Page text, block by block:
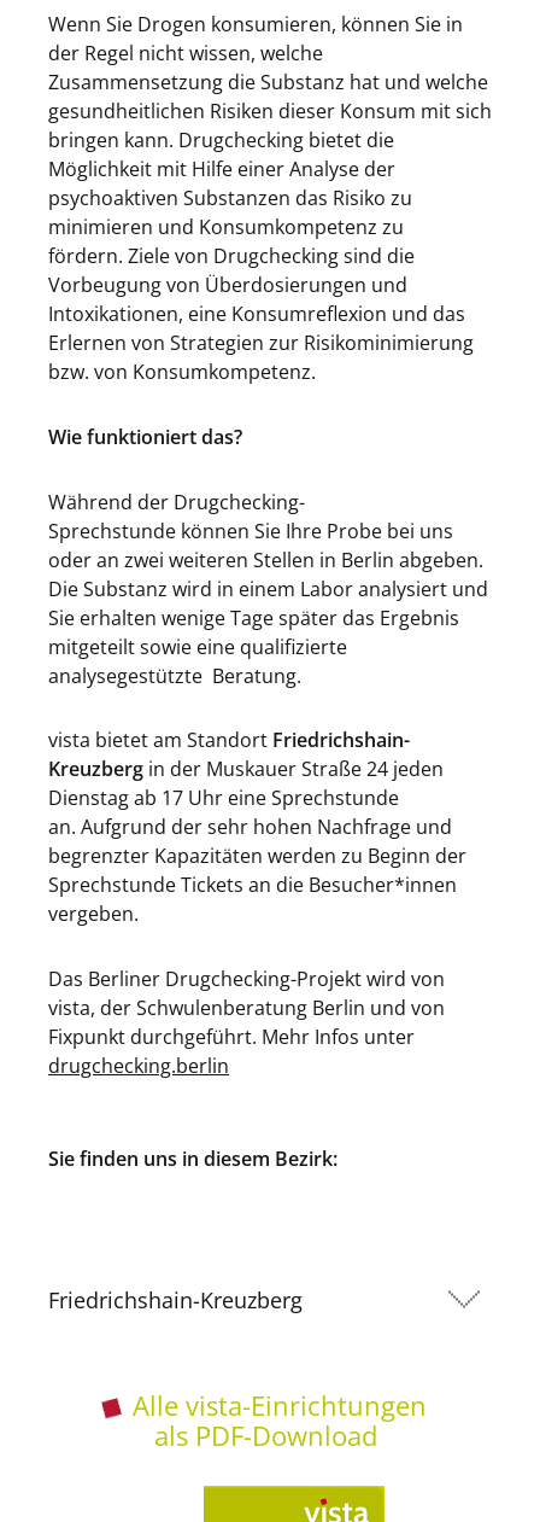
Wenn Sie Drogen konsumieren, können Sie in
der Regel nicht wissen, welche
Zusammensetzung die Substanz hat und welche
gesundheitlichen Risiken dieser Konsum mit sich
bringen kann. Drugchecking bietet die
Möglichkeit mit Hilfe einer Analyse der
psychoaktiven Substanzen das Risiko zu
minimieren und Konsumkompetenz zu
fördern. Ziele von Drugchecking sind die
Vorbeugung von Überdosierungen und
Intoxikationen, eine Konsumreflexion und das
Erlernen von Strategien zur Risikominimierung
bzw. von Konsumkompetenz.
Wie funktioniert das?
Während der Drugchecking-
Sprechstunde können Sie Ihre Probe bei uns
oder an zwei weiteren Stellen in Berlin abgeben.
Die Substanz wird in einem Labor analysiert und
Sie erhalten wenige Tage später das Ergebnis
mitgeteilt sowie eine qualifizierte
analysegestützte Beratung.
vista bietet am Standort Friedrichshain-
Kreuzberg in der Muskauer Straße 24 jeden
Dienstag ab 17 Uhr eine Sprechstunde
an. Aufgrund der sehr hohen Nachfrage und
begrenzter Kapazitäten werden zu Beginn der
Sprechstunde Tickets an die Besucher*innen
vergeben.
Das Berliner Drugchecking-Projekt wird von
vista, der Schwulenberatung Berlin und von
Fixpunkt durchgeführt. Mehr Infos unter
drugchecking.berlin
Sie finden uns in diesem Bezirk:
Friedrichshain-Kreuzberg
Alle vista-Einrichtungen
als PDF-Download